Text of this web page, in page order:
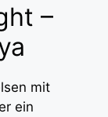
–
mit
ein